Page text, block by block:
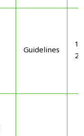
Guidelines